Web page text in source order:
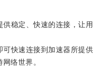
稳定、快速的连接，让用
快速连接到加速器所提供
络世界。